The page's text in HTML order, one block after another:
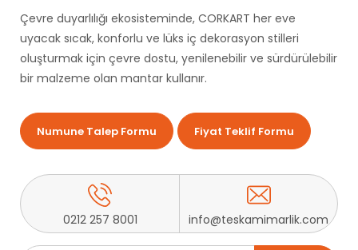
Çevre duyarlılığı ekosisteminde, CORKART her eve
uyacak sıcak, konforlu ve lüks iç dekorasyon stilleri
oluşturmak için çevre dostu, yenilenebilir ve sürdürülebilir
bir malzeme olan mantar kullanır.
Numune Talep Formu Fiyat Teklif Formu
0212 257 8001 info@teskamimarlik.com